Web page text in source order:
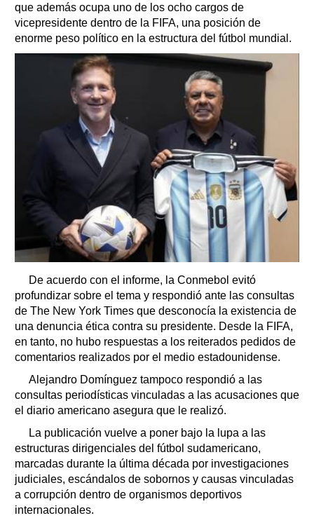
que además ocupa uno de los ocho cargos de
vicepresidente dentro de la FIFA, una posición de
enorme peso político en la estructura del fútbol mundial.
De acuerdo con el informe, la Conmebol evitó
profundizar sobre el tema y respondió ante las consultas
de The New York Times que desconocía la existencia de
una denuncia ética contra su presidente. Desde la FIFA,
en tanto, no hubo respuestas a los reiterados pedidos de
comentarios realizados por el medio estadounidense.
Alejandro Domínguez tampoco respondió a las
consultas periodísticas vinculadas a las acusaciones que
el diario americano asegura que le realizó.
La publicación vuelve a poner bajo la lupa a las
estructuras dirigenciales del fútbol sudamericano,
marcadas durante la última década por investigaciones
judiciales, escándalos de sobornos y causas vinculadas
a corrupción dentro de organismos deportivos
internacionales.